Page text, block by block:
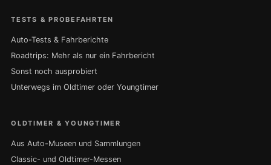
TESTS & PROBEFAHRTEN
Auto-Tests & Fahrberichte
Roadtrips: Mehr als nur ein Fahrbericht
Sonst noch ausprobiert
Unterwegs im Oldtimer oder Youngtimer
OLDTIMER & YOUNGTIMER
Aus Auto-Museen und Sammlungen
Classic- und Oldtimer-Messen